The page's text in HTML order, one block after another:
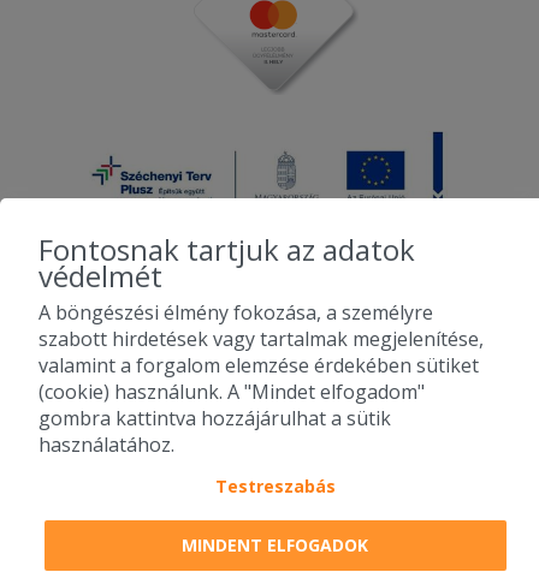
2010-2026 Copyright - Falatozz.hu - Diston-line Kft.
Pizza, gyros, hamburger, menük kedvező áron, egy helyen az összes
étterem ajánlata.
Fontosnak tartjuk az adatok
védelmét
A böngészési élmény fokozása, a személyre
szabott hirdetések vagy tartalmak megjelenítése,
valamint a forgalom elemzése érdekében sütiket
(cookie) használunk. A "Mindet elfogadom"
gombra kattintva hozzájárulhat a sütik
használatához.
Testreszabás
MINDENT ELFOGADOK